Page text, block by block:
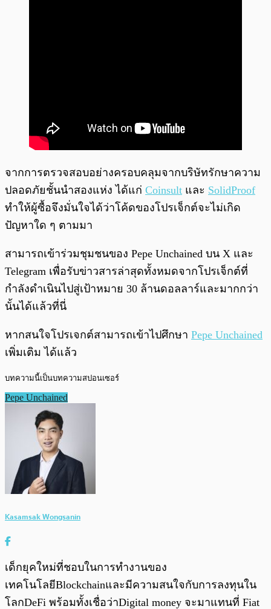
จากการตรวจสอบอย่างครอบคลุมจากบริษัทรักษาความ
ปลอดภัยชั้นนำสองแห่ง ได้แก่ Coinsult และ SolidProof
ทำให้ผู้ซื้อจึงมั่นใจได้ว่าโค้ดของโปรเจ็กต์จะไม่เกิด
ปัญหาใด ๆ ตามมา
สามารถเข้าร่วมชุมชนของ Pepe Unchained บน X และ
Telegram เพื่อรับข่าวสารล่าสุดทั้งหมดจากโปรเจ็กต์ที่
กำลังดำเนินไปสู่เป้าหมาย 30 ล้านดอลลาร์และมากกว่า
นั้นได้แล้วที่นี่
หากสนใจโปรเจกต์สามารถเข้าไปศึกษา Pepe Unchained
เพิ่มเติม ได้แล้ว
บทความนี้เป็นบทความสปอนเซอร์
Pepe Unchained
Kasamsak Wongsanin
เด็กยุคใหม่ที่ชอบในการทำงานของ
เทคโนโลยีBlockchainและมีความสนใจกับการลงทุนใน
โลกDeFi พร้อมทั้งเชื่อว่าDigital money จะมาแทนที่ Fiat